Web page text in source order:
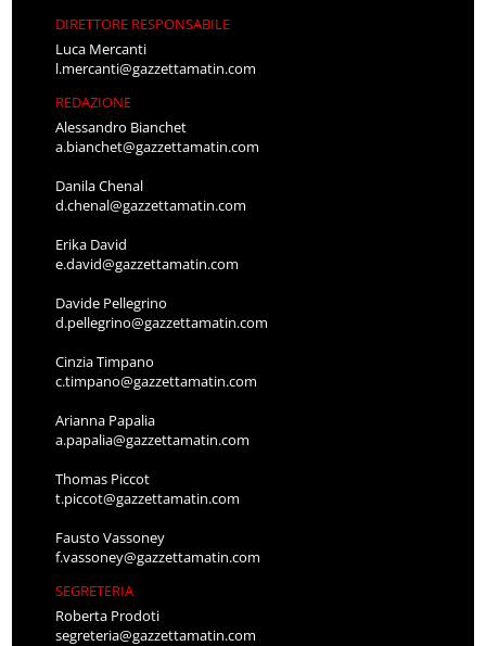
DIRETTORE RESPONSABILE
Luca Mercanti
l.mercanti@gazzettamatin.com
REDAZIONE
Alessandro Bianchet
a.bianchet@gazzettamatin.com
Danila Chenal
d.chenal@gazzettamatin.com
Erika David
e.david@gazzettamatin.com
Davide Pellegrino
d.pellegrino@gazzettamatin.com
Cinzia Timpano
c.timpano@gazzettamatin.com
Arianna Papalia
a.papalia@gazzettamatin.com
Thomas Piccot
t.piccot@gazzettamatin.com
Fausto Vassoney
f.vassoney@gazzettamatin.com
SEGRETERIA
Roberta Prodoti
segreteria@gazzettamatin.com